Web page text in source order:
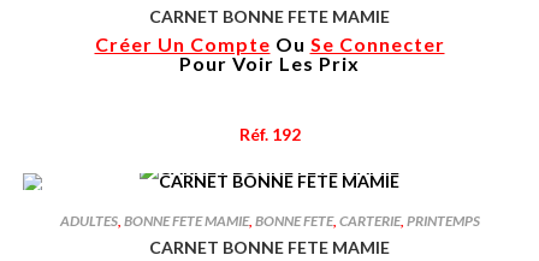
CARNET BONNE FETE MAMIE
Créer Un Compte Ou Se Connecter
Pour Voir Les Prix
Réf. 192
ADULTES, BONNE FETE MAMIE, BONNE FETE, CARTERIE, PRINTEMPS
CARNET BONNE FETE MAMIE